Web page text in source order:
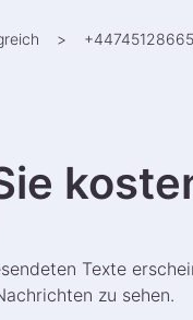
> +
Texte
zu sehen.